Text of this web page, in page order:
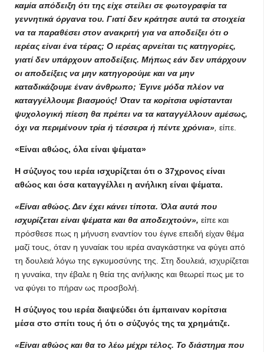
καμία απόδειξη ότι της είχε στείλει σε φωτογραφία τα
γεννητικά όργανα του. Γιατί δεν κράτησε αυτά τα στοιχεία
να τα παραθέσει στον ανακριτή για να αποδείξει ότι ο
ιερέας είναι ένα τέρας; Ο ιερέας αρνείται τις κατηγορίες,
γιατί δεν υπάρχουν αποδείξεις. Μήπως εάν δεν υπάρχουν
οι αποδείξεις να μην κατηγορούμε και να μην
καταδικάζουμε έναν άνθρωπο; Έγινε μόδα πλέον να
καταγγέλλουμε βιασμούς! Όταν τα κορίτσια υφίστανται
ψυχολογική πίεση θα πρέπει να τα καταγγέλλουν αμέσως,
όχι να περιμένουν τρία ή τέσσερα ή πέντε χρόνια» είπε.
«Είναι αθώος, όλα είναι ψέματα»
Η σύζυγος του ιερέα ισχυρίζεται ότι ο 37χρονος είναι
αθώος και όσα καταγγέλλει η ανήλικη είναι ψέματα.
«Είναι αθώος. Δεν έχει κάνει τίποτα. Όλα αυτά που
ισχυρίζεται είναι ψέματα και θα αποδειχτούν», είπε και
πρόσθεσε πως η μήνυση εναντίον του έγινε επειδή είχαν θέμα
μαζί τους, όταν η γυναίακ του ιερέα αναγκάστηκε να φύγει από
τη δουλειά λόγω της εγκυμοσύνης της. Στη δουλειά, ισχυρίζεται
η γυναίκα, την έβαλε η θεία της ανήλικης και θεωρεί πως με το
να φύγει το πήραν ως προσβολή.
Η σύζυγος του ιερέα διαψεύδει ότι έμπαιναν κορίτσια
μέσα στο σπίτι τους ή ότι ο σύζυγός της τα χρημάτιζε.
«Είναι αθώος και θα το λέω μέχρι τέλος. Το διάστημα που